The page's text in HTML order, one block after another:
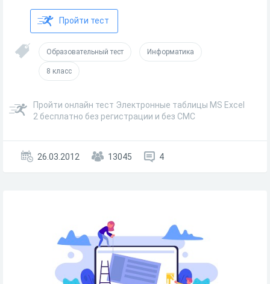
Пройти тест
Образовательный тест Информатика
8 класс
Пройти онлайн тест Электронные таблицы MS Excel
2 бесплатно без регистрации и без СМС
26.03.2012 13045 4